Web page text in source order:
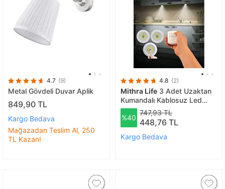
4.7 (9)
Metal Gövdeli Duvar Aplik
849,90 TL
Kargo Bedava
Mağazadan Teslim Al, 250
TL Kazan!
4.8 (2)
Mithra Life 3 Adet Uzaktan
Kumandalı Kablosuz Led
Aydınlatma Mit1101
%40
747,93 TL
448,76 TL
Kargo Bedava